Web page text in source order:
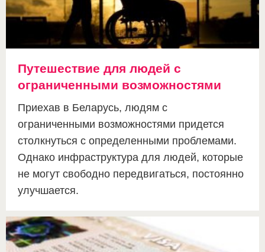
Путешествие для людей с
ограниченными возможностями
Приехав в Беларусь, людям с
ограниченными возможностями придется
столкнуться с определенными проблемами.
Однако инфраструктура для людей, которые
не могут свободно передвигаться, постоянно
улучшается.